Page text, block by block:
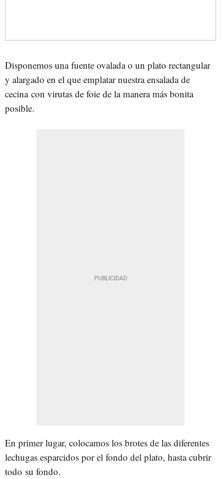
Disponemos una fuente ovalada o un plato rectangular
y alargado en el que emplatar nuestra ensalada de
cecina con virutas de foie de la manera más bonita
posible.
En primer lugar, colocamos los brotes de las diferentes
lechugas esparcidos por el fondo del plato, hasta cubrir
todo su fondo.